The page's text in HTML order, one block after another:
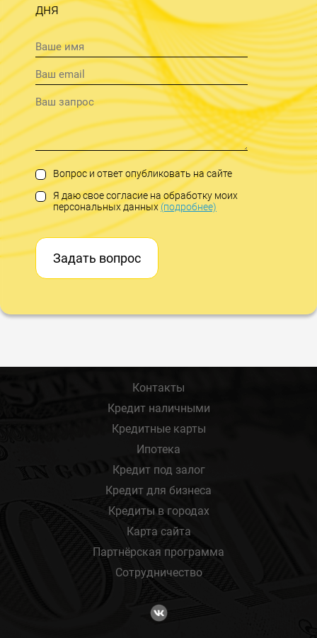
дня
Вопрос и ответ опубликовать на сайте
Я даю свое согласие на обработку моих
персональных данных(подробнее)
Задать вопрос
Контакты
Кредит наличными
Кредитные карты
Ипотека
Кредит под залог
Кредит для бизнеса
Кредиты в городах
Карта сайта
Партнёрская программа
Сотрудничество